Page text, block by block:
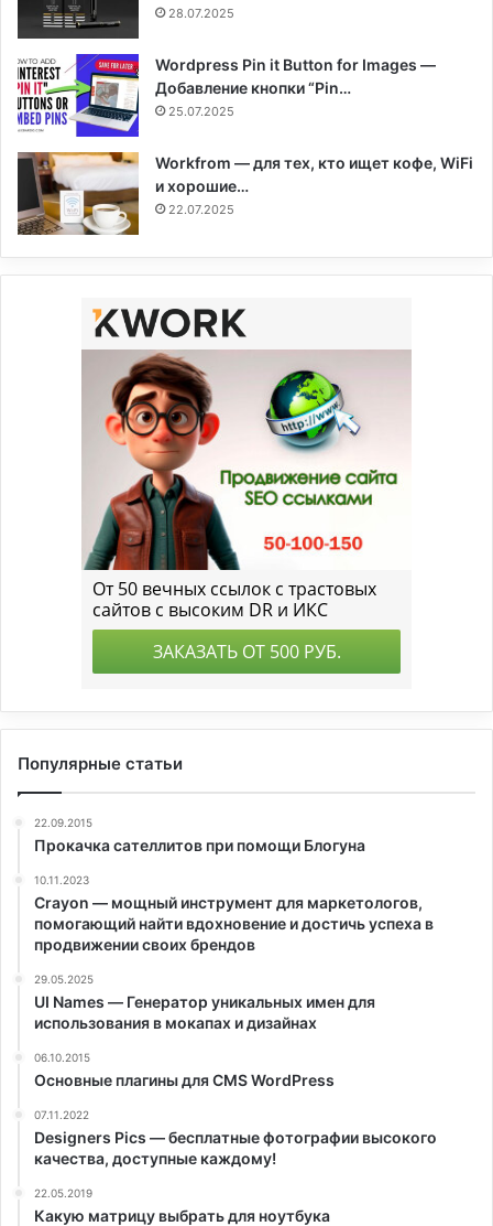
28.07.2025
Wordpress Pin it Button for Images —
Добавление кнопки “Pin…
25.07.2025
Workfrom — для тех, кто ищет кофе, WiFi
и хорошие…
22.07.2025
Популярные статьи
22.09.2015
Прокачка сателлитов при помощи Блогуна
10.11.2023
Crayon — мощный инструмент для маркетологов,
помогающий найти вдохновение и достичь успеха в
продвижении своих брендов
29.05.2025
UI Names — Генератор уникальных имен для
использования в мокапах и дизайнах
06.10.2015
Основные плагины для CMS WordPress
07.11.2022
Designers Pics — бесплатные фотографии высокого
качества, доступные каждому!
22.05.2019
Какую матрицу выбрать для ноутбука